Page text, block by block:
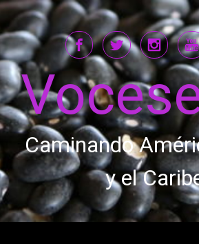
Saltar al contenido principal
Caminando
y el